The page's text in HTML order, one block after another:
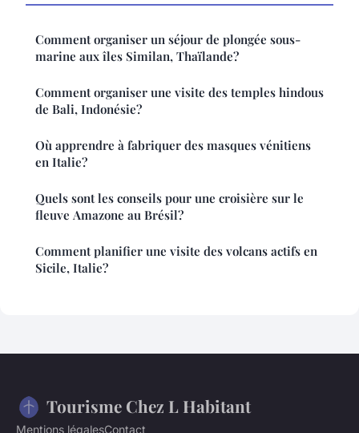
Comment organiser un séjour de plongée sous-
marine aux îles Similan, Thaïlande?
Comment organiser une visite des temples hindous
de Bali, Indonésie?
Où apprendre à fabriquer des masques vénitiens
en Italie?
Quels sont les conseils pour une croisière sur le
fleuve Amazone au Brésil?
Comment planifier une visite des volcans actifs en
Sicile, Italie?
Tourisme Chez L Habitant
Mentions légalesContact